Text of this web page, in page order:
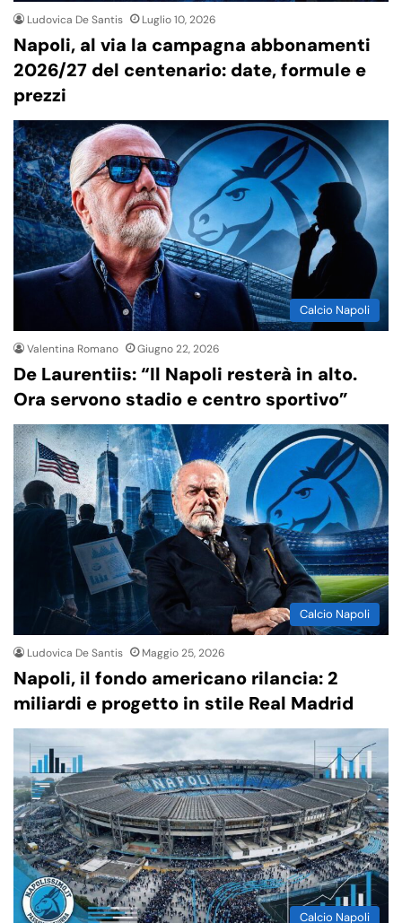
Ludovica De Santis Luglio 10, 2026
Napoli, al via la campagna abbonamenti
2026/27 del centenario: date, formule e
prezzi
Calcio Napoli
Valentina Romano Giugno 22, 2026
De Laurentiis: “Il Napoli resterà in alto.
Ora servono stadio e centro sportivo”
Calcio Napoli
Ludovica De Santis Maggio 25, 2026
Napoli, il fondo americano rilancia: 2
miliardi e progetto in stile Real Madrid
Calcio Napoli